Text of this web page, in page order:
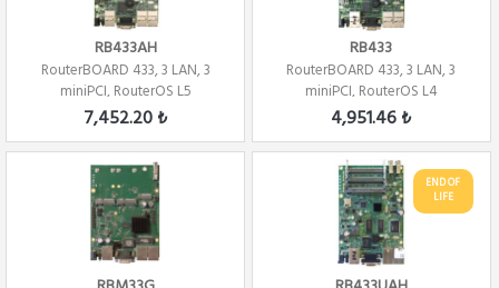
RB433AH
RouterBOARD 433, 3 LAN, 3
miniPCI, RouterOS L5
7,452.20 ₺
RB433
RouterBOARD 433, 3 LAN, 3
miniPCI, RouterOS L4
4,951.46 ₺
END OF
LIFE